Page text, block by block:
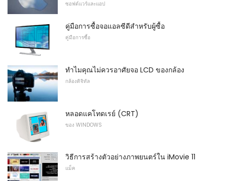
ซอฟต์แวร์และแอป
คู่มือการซื้อจอแอลซีดีสำหรับผู้ซื้อ
คู่มือการซื้อ
ทำไมคุณไม่ควรอาศัยจอ LCD ของกล้อง
กล้องดิจิทัล
หลอดแคโทดเรย์ (CRT)
ของ WINDOWS
วิธีการสร้างตัวอย่างภาพยนตร์ใน iMovie 11
แม็ค